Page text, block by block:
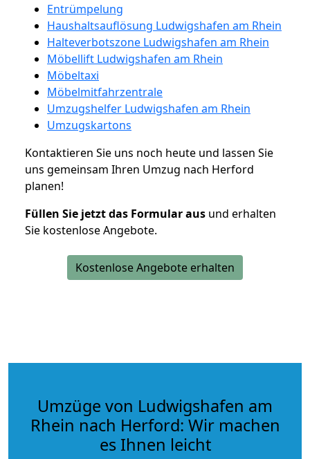
Entrümpelung
Haushaltsauflösung Ludwigshafen am Rhein
Halteverbotszone Ludwigshafen am Rhein
Möbellift Ludwigshafen am Rhein
Möbeltaxi
Möbelmitfahrzentrale
Umzugshelfer Ludwigshafen am Rhein
Umzugskartons
Kontaktieren Sie uns noch heute und lassen Sie
uns gemeinsam Ihren Umzug nach Herford
planen!
Füllen Sie jetzt das Formular aus und erhalten
Sie kostenlose Angebote.
Kostenlose Angebote erhalten
Umzüge von Ludwigshafen am
Rhein nach Herford: Wir machen
es Ihnen leicht